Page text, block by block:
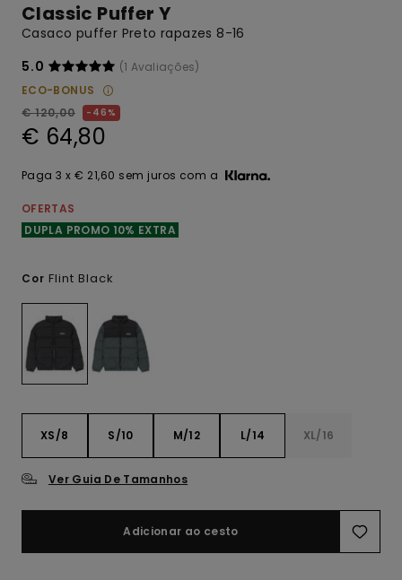
Classic Puffer Y
Casaco puffer Preto rapazes 8-16
5.0
(1 Avaliações)
ECO-BONUS
€ 120,00
46%
€ 64,80
Paga 3 x € 21,60 sem juros com a
OFERTAS
DUPLA PROMO 10% EXTRA
Cor Flint Black
XS/8 S/10 M/12 L/14 XL/16
Ver Guia De Tamanhos
Adicionar ao cesto